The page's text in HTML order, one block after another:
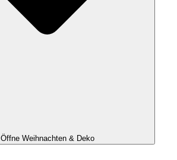
Öffne Weihnachten & Deko